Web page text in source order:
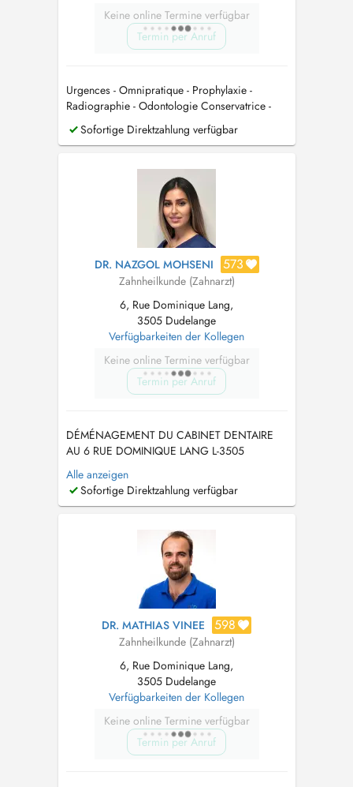
Keine online Termine verfügbar
Termin per Anruf
Urgences - Omnipratique - Prophylaxie -
Radiographie - Odontologie Conservatrice -
Endodontie - Parodontologie - Chirurgie Orale
- Pédodontie - Prothèse
Sofortige Direktzahlung verfügbar
DR. NAZGOL MOHSENI 573
Zahnheilkunde (Zahnarzt)
6, Rue Dominique Lang,
3505 Dudelange
Verfügbarkeiten der Kollegen
Keine online Termine verfügbar
Termin per Anruf
DÉMÉNAGEMENT DU CABINET DENTAIRE
AU 6 RUE DOMINIQUE LANG L-3505
DUDELANGE A PARTIR DU 15/06/2026
URGENCE SOIR/WEEK END : +352 621 640
049 PRISE DE RDV PAR
640 049 TIERS PAYANT DISPONIBLE,
AUCUNE AVANCE DE FRAIS SUR LA PART
CNS Traitements de racines - Dé...
Alle anzeigen
Sofortige Direktzahlung verfügbar
DR. MATHIAS VINEE 598
Zahnheilkunde (Zahnarzt)
6, Rue Dominique Lang,
3505 Dudelange
Verfügbarkeiten der Kollegen
Keine online Termine verfügbar
Termin per Anruf